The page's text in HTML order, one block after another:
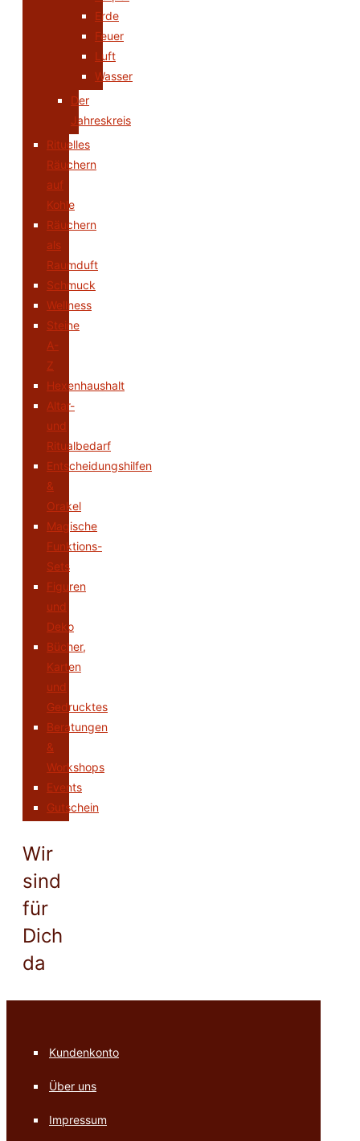
Erde
Feuer
Luft
Wasser
Der
Jahreskreis
Rituelles
Räuchern
auf
Kohle
Räuchern
als
Raumduft
Schmuck
Wellness
Steine
A-
Z
Hexenhaushalt
Altar-
und
Ritualbedarf
Entscheidungshilfen
&
Orakel
Magische
Funktions-
Sets
Figuren
und
Deko
Bücher,
Karten
und
Gedrucktes
Beratungen
&
Workshops
Events
Gutschein
Wir
sind
für
Dich
da
Kundenkonto
Über uns
Impressum